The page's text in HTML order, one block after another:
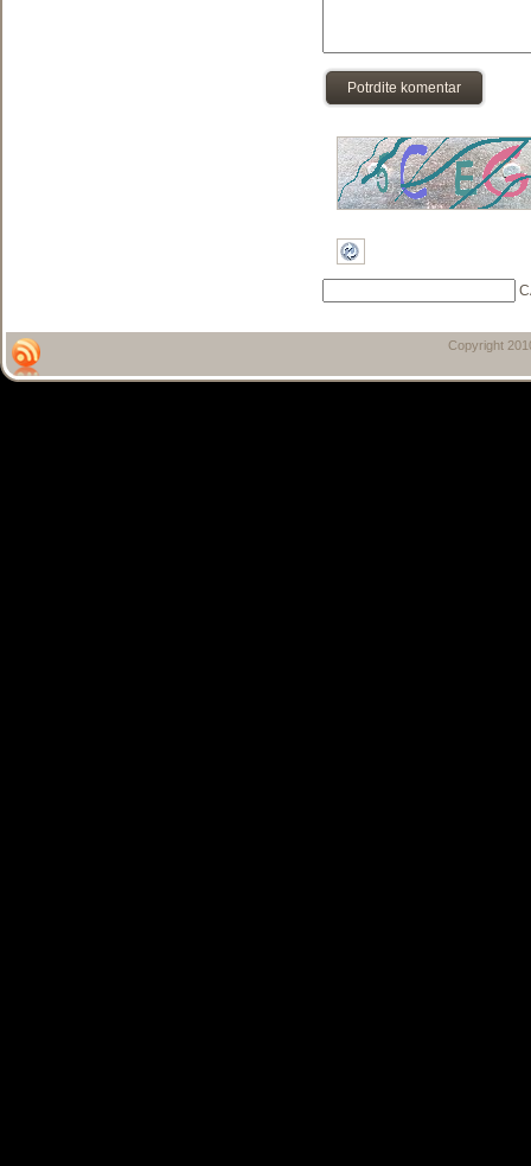
Potrdite komentar
Copyright